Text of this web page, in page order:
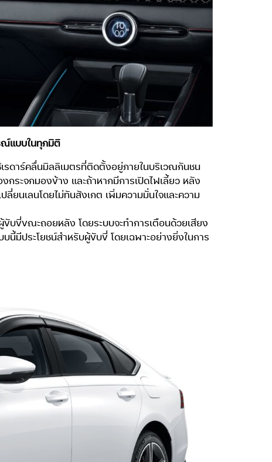
ณ์แบบในทุกมิติ
รดาร์คลื่นมิลลิเมตรที่ติดตั้งอยู่ภายในบริเวณกันชน
ระจกมองข้าง และถ้าหากมีการเปิดไฟเลี้ยว หลัง
ยนเลนโดยไม่ทันสังเกต เพิ่มความมั่นใจและความ
บขี่ขณะถอยหลัง โดยระบบจะทำการเตือนด้วยเสียง
ประโยชน์สำหรับผู้ขับขี่ โดยเฉพาะอย่างยิ่งในการ